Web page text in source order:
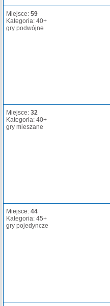
Miejsce: 59
Kategoria: 40+
gry podwójne
Miejsce: 32
Kategoria: 40+
gry mieszane
Miejsce: 44
Kategoria: 45+
gry pojedyncze